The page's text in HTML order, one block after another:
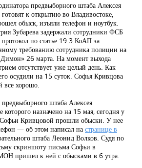
предвыборного штаба Алексея
к открытию во Владивостоке,
обыск, изъяли телефон и ноутбук.
Зубарева задержали сотрудники ФСБ
по статье 19.3 КоАП за
требованию сотрудника полиции на
26 марта. На момент выхода
отсутствует уже целый день. Как
осудили на 15 суток. Софья Кривцова
все хорошо.
штаба Алексея
которого назначено на 15 мая, сегодня у
Софьи Кривцовой прошли обыски. У нее
— об этом написал на странице в
штаба Леонид Волков. Судя по
скриншоту письма Софьи в
пришел к ней с обысками в 6 утра.